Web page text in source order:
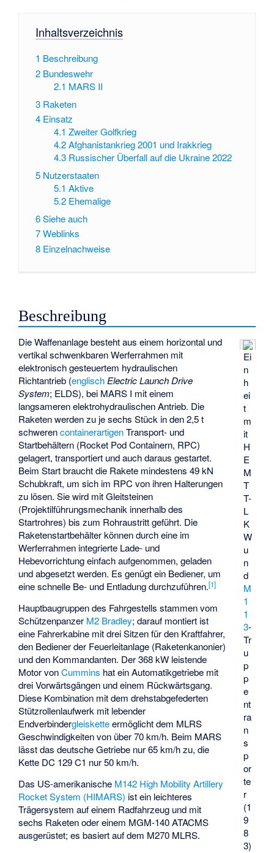
Inhaltsverzeichnis
1 Beschreibung
2 Bundeswehr
2.1 MARS II
3 Raketen
4 Einsatz
4.1 Zweiter Golfkrieg
4.2 Afghanistankrieg 2001 und Irakkrieg
4.3 Russischer Überfall auf die Ukraine 2022
5 Nutzerstaaten
5.1 Aktive
5.2 Ehemalige
6Siehe auch
7Weblinks
8 Einzelnachweise
Beschreibung
Ei
n
h
ei
t
m
it
H
E
M
T
T-
L
K
W
u
n
d
M
1
1
3-
Tr
u
p
p
e
nt
ra
n
s
p
or
te
r
(1
9
8
3)
Die Waffenanlage besteht aus einem horizontal und
vertikal schwenkbarenWerferrahmen mit
elektronisch gesteuertem hydraulischen
Richtantrieb (englisch Electric Launch Drive
System; ELDS), bei MARS I mit einem
langsameren elektrohydraulischen Antrieb. Die
Raketen werden zu je sechs Stück in den 2,5 t
schwerencontainerartigenTransport- und
Startbehältern (Rocket Pod Containern, RPC)
gelagert, transportiert und auch daraus gestartet.
Beim Start braucht die Rakete mindestens 49 kN
Schubkraft, um sich im RPC von ihren Halterungen
zu lösen. Sie wird mit Gleitsteinen
(Projektilführungsmechanik innerhalb des
Startrohres) bis zum Rohraustritt geführt. Die
Raketenstartbehälter können durch eine im
Werferrahmen integrierte Lade- und
Hebevorrichtung einfach aufgenommen, geladen
und abgesetzt werden. Es genügt ein Bediener, um
eine schnelle Be- und Entladung durchzuführen.[1]
Hauptbaugruppen des Fahrgestells stammen vom
Schützenpanzer M2 Bradley; darauf montiert ist
eine Fahrerkabine mit drei Sitzen für den Kraftfahrer,
den Bediener der Feuerleitanlage (Raketenkanonier)
und den Kommandanten. Der 368 kW leistende
Motor vonCummins hat ein Automatikgetriebe mit
drei Vorwärtsgängen und einem Rückwärtsgang.
Diese Kombination mit dem drehstabgefederten
Stützrollenlaufwerk mit lebender
Endverbindergleisketteermöglicht dem MLRS
Geschwindigkeiten von über 70 km/h. Beim MARS
lässt das deutsche Getriebe nur 65 km/h zu, die
Kette DC 129 C1 nur 50 km/h.
Das US-amerikanische M142 High Mobility Artillery
Rocket System (HIMARS) ist ein leichteres
Trägersystem auf einem Radfahrzeug und mit
sechs Raketen oder einem MGM-140 ATACMS
ausgerüstet; es basiert auf dem M270 MLRS.